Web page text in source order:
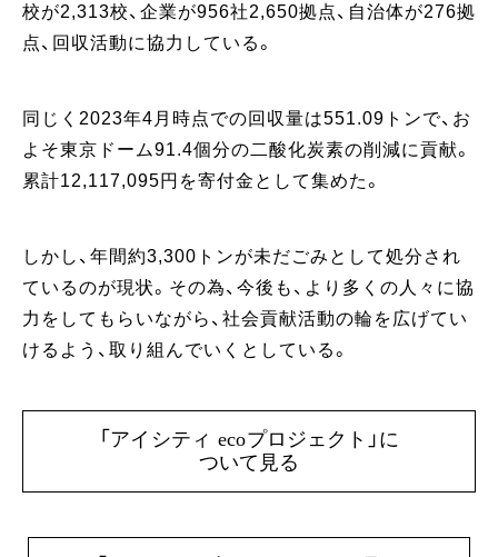
校が2,313校、企業が956社2,650拠点、自治体が276拠
点、回収活動に協力している。
同じく2023年4月時点での回収量は551.09トンで、お
よそ東京ドーム91.4個分の二酸化炭素の削減に貢献。
累計12,117,095円を寄付金として集めた。
しかし、年間約3,300トンが未だごみとして処分され
ているのが現状。その為、今後も、より多くの人々に協
力をしてもらいながら、社会貢献活動の輪を広げてい
けるよう、取り組んでいくとしている。
「アイシティ ecoプロジェクト」に
ついて見る